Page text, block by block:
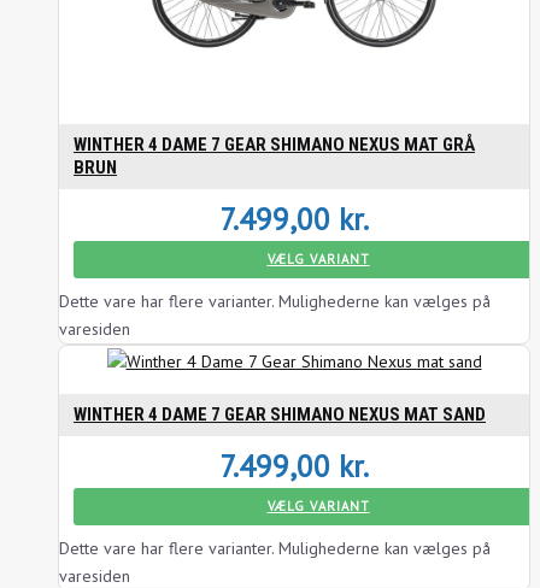
WINTHER 4 DAME 7 GEAR SHIMANO NEXUS MAT GRÅ
BRUN
7.499,00 kr.
VÆLG VARIANT
Dette vare har flere varianter. Mulighederne kan vælges på
varesiden
WINTHER 4 DAME 7 GEAR SHIMANO NEXUS MAT SAND
7.499,00 kr.
VÆLG VARIANT
Dette vare har flere varianter. Mulighederne kan vælges på
varesiden